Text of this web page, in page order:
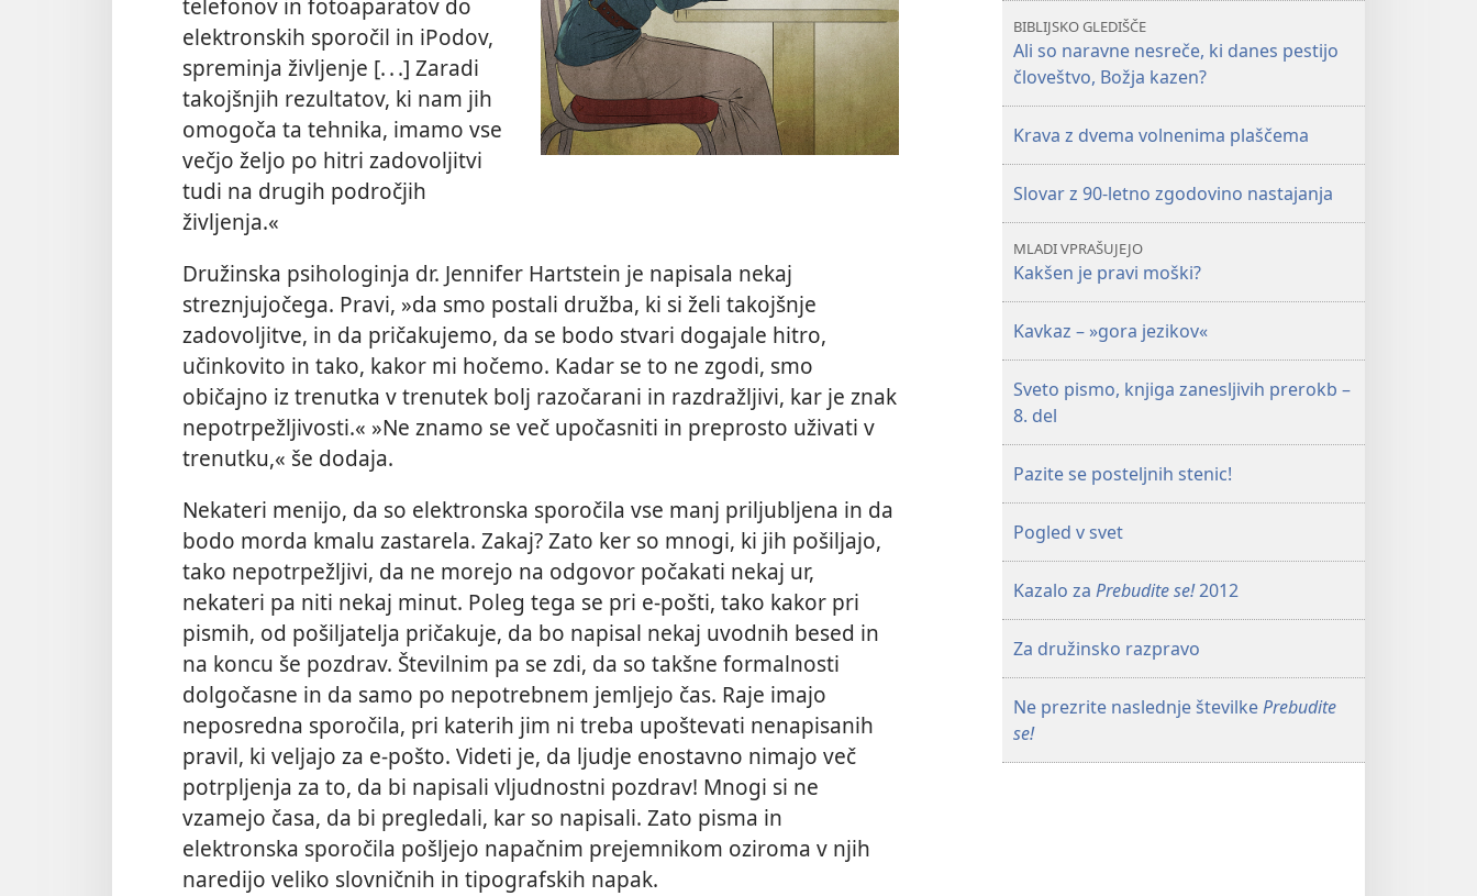
elektronskih sporočil in iPodov,
spreminja življenje [. . .] Zaradi
takojšnjih rezultatov, ki nam jih
omogoča ta tehnika, imamo vse
večjo željo po hitri zadovoljitvi
tudi na drugih področjih
življenja.«
Družinska psihologinja dr. Jennifer Hartstein je napisala nekaj
streznjujočega. Pravi, »da smo postali družba, ki si želi takojšnje
zadovoljitve, in da pričakujemo, da se bodo stvari dogajale hitro,
učinkovito in tako, kakor mi hočemo. Kadar se to ne zgodi, smo
običajno iz trenutka v trenutek bolj razočarani in razdražljivi, kar je znak
nepotrpežljivosti.« »Ne znamo se več upočasniti in preprosto uživati v
trenutku,« še dodaja.
Nekateri menijo, da so elektronska sporočila vse manj priljubljena in da
bodo morda kmalu zastarela. Zakaj? Zato ker so mnogi, ki jih pošiljajo,
tako nepotrpežljivi, da ne morejo na odgovor počakati nekaj ur,
nekateri pa niti nekaj minut. Poleg tega se pri e-pošti, tako kakor pri
pismih, od pošiljatelja pričakuje, da bo napisal nekaj uvodnih besed in
na koncu še pozdrav. Številnim pa se zdi, da so takšne formalnosti
dolgočasne in da samo po nepotrebnem jemljejo čas. Raje imajo
neposredna sporočila, pri katerih jim ni treba upoštevati nenapisanih
pravil, ki veljajo za e-pošto. Videti je, da ljudje enostavno nimajo več
potrpljenja za to, da bi napisali vljudnostni pozdrav! Mnogi si ne
vzamejo časa, da bi pregledali, kar so napisali. Zato pisma in
elektronska sporočila pošljejo napačnim prejemnikom oziroma v njih
naredijo veliko slovničnih in tipografskih napak.
BIBLIJSKO GLEDIŠČE
Ali so naravne nesreče, ki danes pestijo
človeštvo, Božja kazen?
Krava z dvema volnenima plaščema
Slovar z 90-letno zgodovino nastajanja
MLADI VPRAŠUJEJO
Kakšen je pravi moški?
Kavkaz – »gora jezikov«
Sveto pismo, knjiga zanesljivih prerokb –
8. del
Pazite se posteljnih stenic!
Pogled v svet
Kazalo za Prebudite se!2012
Za družinsko razpravo
Ne prezrite naslednje številkePrebudite
se!